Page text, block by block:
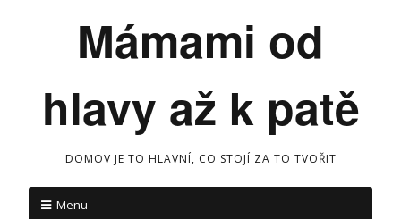
Mámami od
hlavy až k patě
DOMOV JE TO HLAVNÍ, CO STOJÍ ZA TO TVOŘIT
Menu